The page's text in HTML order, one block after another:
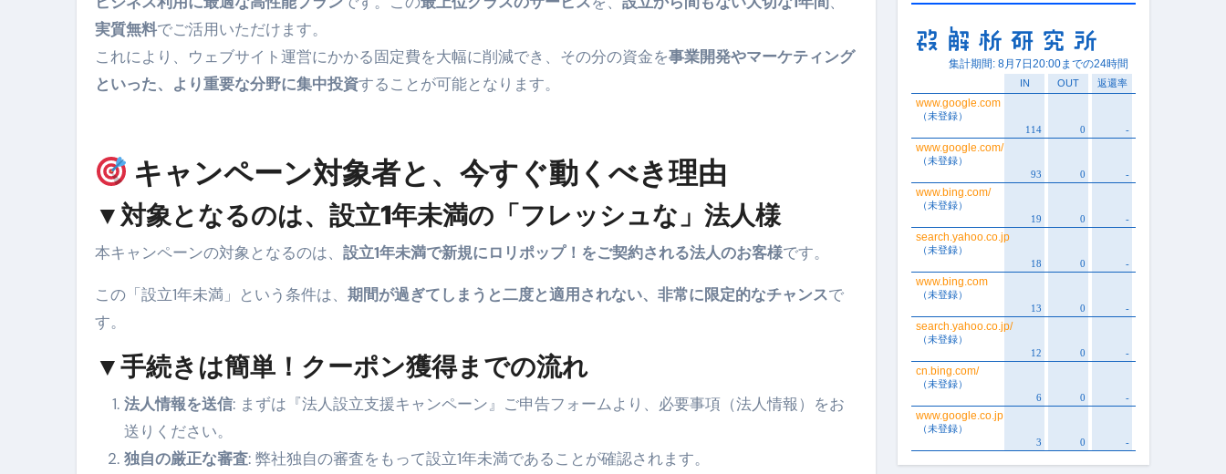
実質無料でご活用いただけます。
これにより、ウェブサイト運営にかかる固定費を大幅に削減でき、その分の資金を事業開発やマーケティング
といった、より重要な分野に集中投資することが可能となります。
キャンペーン対象者と、今すぐ動くべき理由
▼対象となるのは、設立1年未満の「フレッシュな」法人様
本キャンペーンの対象となるのは、 設立1年未満で新規にロリポップ！をご契約される法人のお客様です。
この「設立1年未満」という条件は、 期間が過ぎてしまうと二度と適用されない、非常に限定的なチャンスで
す。
▼手続きは簡単！クーポン獲得までの流れ
法人情報を送信: まずは『法人設立支援キャンペーン』ご申告フォームより、必要事項（法人情報）をお
送りください。
独自の厳正な審査: 弊社独自の審査をもって設立1年未満であることが確認されます。